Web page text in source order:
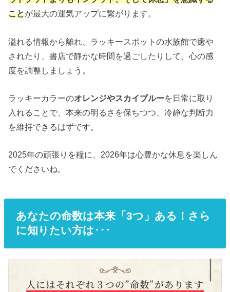
ことが最大の運気アップに繋がります。
溢れる情報から離れ、ラッキースポットの水族館で癒や
されたり、書店で静かな時間を過ごしたりして、心の感
度を調整しましょう。
ラッキーカラーのオレンジやスカイブルーを日常に取り
入れることで、本来の明るさを保ちつつ、冷静な判断力
を維持できるはずです。
2025年の頑張りを糧に、2026年は心豊かな休息を楽しん
でくださいね。
あなたの命数は本来「3つ」ある！さら
に知りたい方は･･･